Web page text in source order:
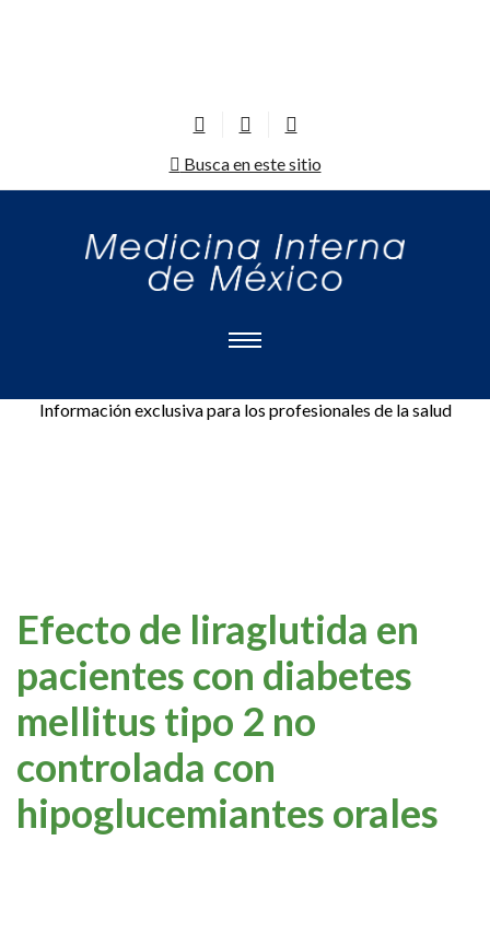
Busca en este sitio
Información exclusiva para los profesionales de la salud
Efecto de liraglutida en
pacientes con diabetes
mellitus tipo 2 no
controlada con
hipoglucemiantes orales